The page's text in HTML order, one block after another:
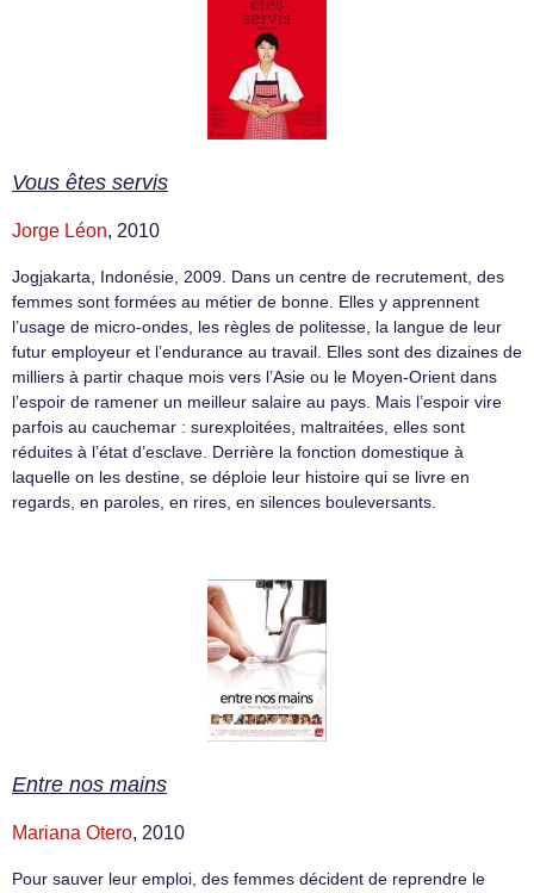
Vous êtes servis
Jorge Léon, 2010
Jogjakarta, Indonésie, 2009. Dans un centre de recrutement, des
femmes sont formées au métier de bonne. Elles y apprennent
l’usage de micro-ondes, les règles de politesse, la langue de leur
futur employeur et l’endurance au travail. Elles sont des dizaines de
milliers à partir chaque mois vers l’Asie ou le Moyen-Orient dans
l’espoir de ramener un meilleur salaire au pays. Mais l’espoir vire
parfois au cauchemar : surexploitées, maltraitées, elles sont
réduites à l’état d’esclave. Derrière la fonction domestique à
laquelle on les destine, se déploie leur histoire qui se livre en
regards, en paroles, en rires, en silences bouleversants.
Entre nos mains
Mariana Otero, 2010
Pour sauver leur emploi, des femmes décident de reprendre le